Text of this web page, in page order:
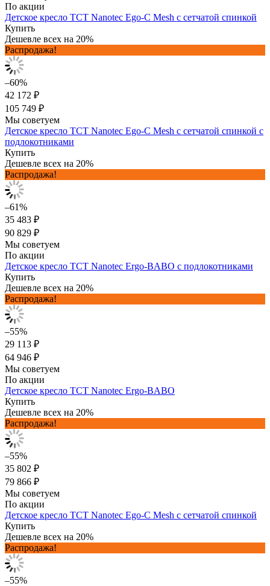
По акции
Детское кресло TCT Nanotec Ego-C Mesh с сетчатой спинкой
Купить
Дешевле всех на 20%
Распродажа!
–60%
42 172 ₽
105 749 ₽
Мы советуем
Детское кресло TCT Nanotec Ego-C Mesh с сетчатой спинкой с
подлокотниками
Купить
Дешевле всех на 20%
Распродажа!
–61%
35 483 ₽
90 829 ₽
Мы советуем
По акции
Детское кресло TCT Nanotec Ergo-BABO с подлокотниками
Купить
Дешевле всех на 20%
Распродажа!
–55%
29 113 ₽
64 946 ₽
Мы советуем
По акции
Детское кресло TCT Nanotec Ergo-BABO
Купить
Дешевле всех на 20%
Распродажа!
–55%
35 802 ₽
79 866 ₽
Мы советуем
По акции
Детское кресло TCT Nanotec Ego-C Mesh с сетчатой спинкой
Купить
Дешевле всех на 20%
Распродажа!
–55%